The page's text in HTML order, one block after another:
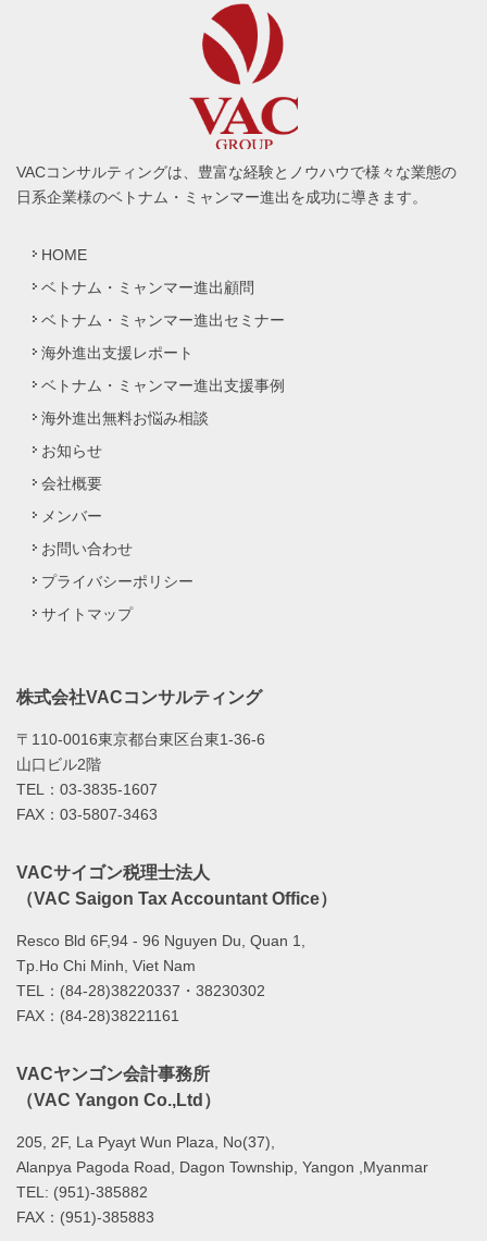
VACコンサルティングは、豊富な経験とノウハウで様々な業態の
日系企業様のベトナム・ミャンマー進出を成功に導きます。
HOME
ベトナム・ミャンマー進出顧問
ベトナム・ミャンマー進出セミナー
海外進出支援レポート
ベトナム・ミャンマー進出支援事例
海外進出無料お悩み相談
お知らせ
会社概要
メンバー
お問い合わせ
プライバシーポリシー
サイトマップ
株式会社VACコンサルティング
〒110-0016東京都台東区台東1-36-6
山口ビル2階
TEL：03-3835-1607
FAX：03-5807-3463
VACサイゴン税理士法人
（VAC Saigon Tax Accountant Office）
Resco Bld 6F,94 - 96 Nguyen Du, Quan 1,
Tp.Ho Chi Minh, Viet Nam
TEL：(84-28)38220337・38230302
FAX：(84-28)38221161
VACヤンゴン会計事務所
（VAC Yangon Co.,Ltd）
205, 2F, La Pyayt Wun Plaza, No(37),
Alanpya Pagoda Road, Dagon Township, Yangon ,Myanmar
TEL: (951)-385882
FAX：(951)-385883